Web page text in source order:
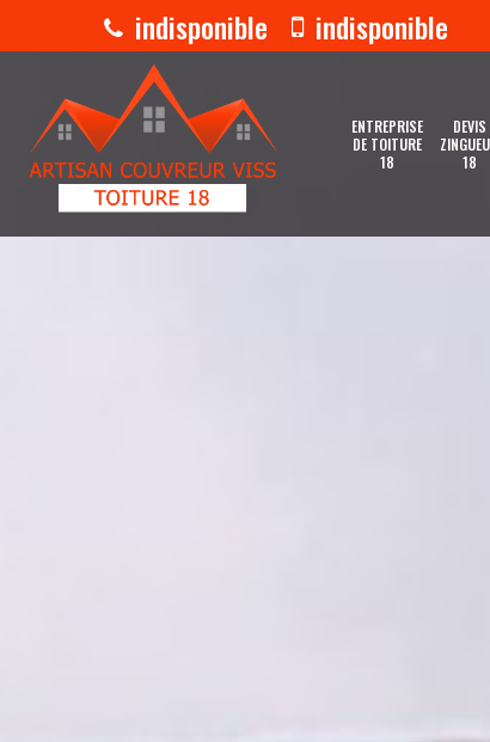
indisponible indisponible
ENTREPRISE
DE TOITURE
18
DEVIS
18